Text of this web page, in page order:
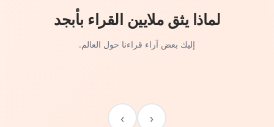
لماذا يثق ملايين القراء بأبجد
إليك بعض آراء قراءنا حول العالم.
‹
›